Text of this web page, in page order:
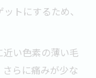
トにするため、
い色素の薄い毛
らに痛みが少な